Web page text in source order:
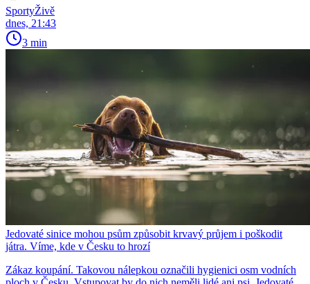
SportyŽivě
dnes, 21:43
3 min
Jedovaté sinice mohou psům způsobit krvavý průjem i poškodit
játra. Víme, kde v Česku to hrozí
Zákaz koupání. Takovou nálepkou označili hygienici osm vodních